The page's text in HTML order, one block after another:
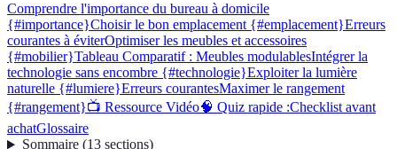
Comprendre l'importance du bureau à domicile
{#importance}Choisir le bon emplacement {#emplacement}Erreurs
courantes à éviterOptimiser les meubles et accessoires
{#mobilier}Tableau Comparatif : Meubles modulablesIntégrer la
technologie sans encombre {#technologie}Exploiter la lumière
naturelle {#lumiere}Erreurs courantesMaximer le rangement
{#rangement}📺 Ressource Vidéo🧠 Quiz rapide :Checklist avant
achatGlossaire
Sommaire(13 sections)